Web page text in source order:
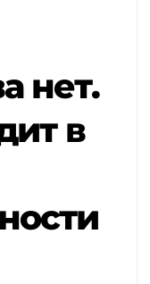
нет.
в